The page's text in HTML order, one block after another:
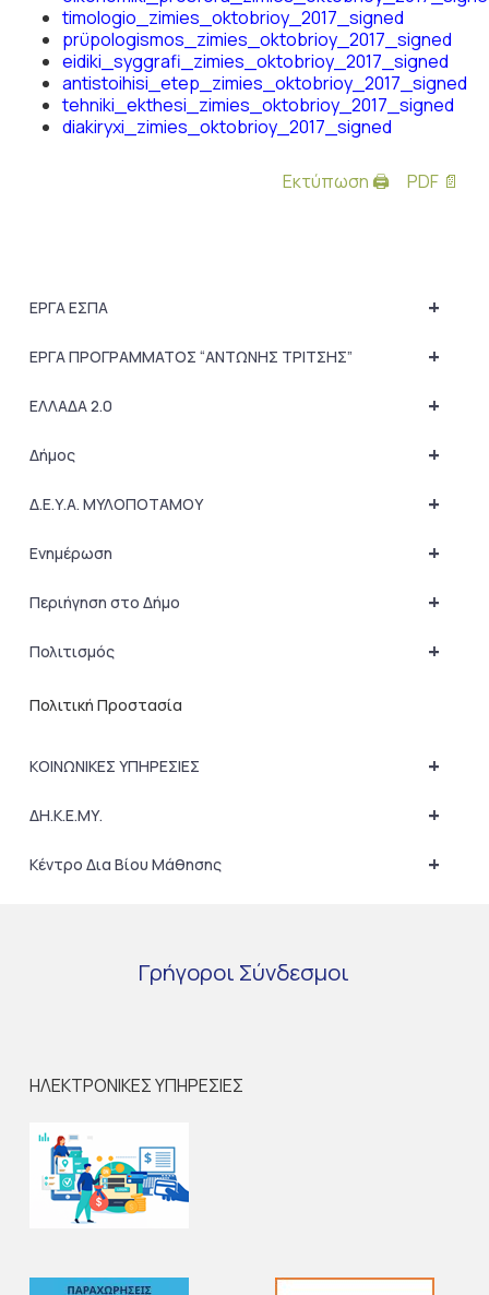
timologio_zimies_oktobrioy_2017_signed
prϋpologismos_zimies_oktobrioy_2017_signed
eidiki_syggrafi_zimies_oktobrioy_2017_signed
antistoihisi_etep_zimies_oktobrioy_2017_signed
tehniki_ekthesi_zimies_oktobrioy_2017_signed
diakiryxi_zimies_oktobrioy_2017_signed
Εκτύπωση 🖨 PDF 📄
+
ΕΡΓΑ ΕΣΠΑ
+
ΕΡΓΑ ΠΡΟΓΡΑΜΜΑΤΟΣ “ΑΝΤΩΝΗΣ ΤΡΙΤΣΗΣ”
+
ΕΛΛΑΔΑ 2.0
+
Δήμος
+
Δ.Ε.Υ.Α. ΜΥΛΟΠΟΤΑΜΟΥ
+
Ενημέρωση
+
Περιήγηση στο Δήμο
+
Πολιτισμός
Πολιτική Προστασία
+
ΚΟΙΝΩΝΙΚΕΣ ΥΠΗΡΕΣΙΕΣ
+
ΔΗ.Κ.Ε.ΜΥ.
+
Κέντρο Δια Βίου Μάθησης
Γρήγοροι Σύνδεσμοι
ΗΛΕΚΤΡΟΝΙΚΕΣ ΥΠΗΡΕΣΙΕΣ